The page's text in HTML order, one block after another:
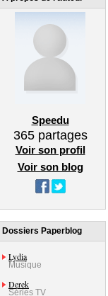
Speedu
365partages
Voir son profil
Voir son blog
Dossiers Paperblog
Lydia
Musique
Derek
Séries TV